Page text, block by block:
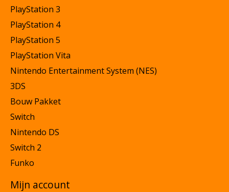
PlayStation 3
PlayStation 4
PlayStation 5
PlayStation Vita
Nintendo Entertainment System (NES)
3DS
Bouw Pakket
Switch
Nintendo DS
Switch 2
Funko
Mijn account